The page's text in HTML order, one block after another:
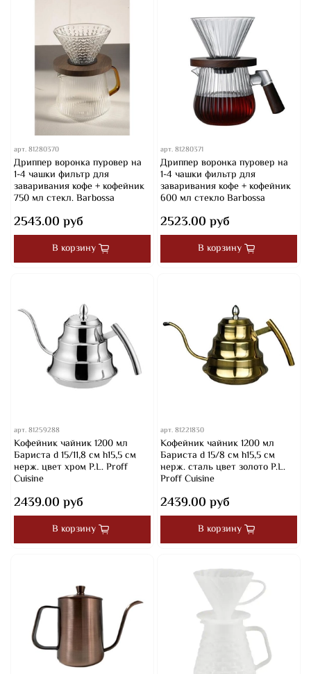
арт.81280370
Дриппер воронка пуровер на
1-4 чашки фильтр для
заваривания кофе + кофейник
750 мл стекл. Barbossa
2543.00 руб
В корзину
арт.81280371
Дриппер воронка пуровер на
1-4 чашки фильтр для
заваривания кофе + кофейник
600 мл стекло Barbossa
2523.00 руб
В корзину
арт.81259288
Кофейник чайник 1200 мл
Бариста d 15/11,8 см h15,5 см
нерж. цвет хром P.L. Proff
Cuisine
2439.00 руб
В корзину
арт.81221830
Кофейник чайник 1200 мл
Бариста d 15/8 см h15,5 см
нерж. сталь цвет золото P.L.
Proff Cuisine
2439.00 руб
В корзину